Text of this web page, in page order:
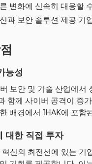
변화에 신속히 대응할
과 보안 솔루션 제공 기
능성
보안 및 기술 산업에서
함께 사이버 공격이 증
배경에서 IHAK에 포함
대한 직접 투자
신의 최전선에 있는 기